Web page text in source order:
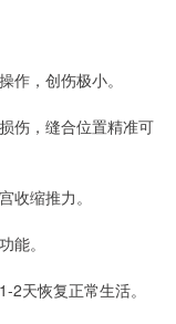
作，创伤极小。
伤，缝合位置精准可
收缩推力。
能。
天恢复正常生活。